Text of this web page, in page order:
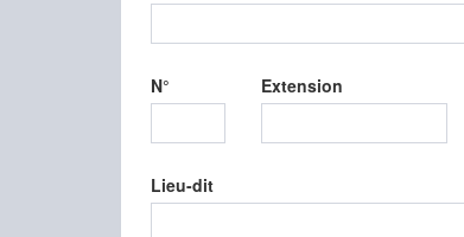
N° Extension
Lieu-dit